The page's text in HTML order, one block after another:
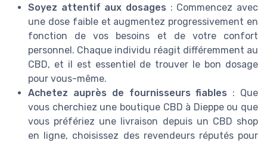
Soyez attentif aux dosages : Commencez avec
une dose faible et augmentez progressivement en
fonction de vos besoins et de votre confort
personnel. Chaque individu réagit différemment au
CBD, et il est essentiel de trouver le bon dosage
pour vous-même.
Achetez auprès de fournisseurs fiables : Que
vous cherchiez une boutique CBD à Dieppe ou que
vous préfériez une livraison depuis un CBD shop
en ligne, choisissez des revendeurs réputés pour